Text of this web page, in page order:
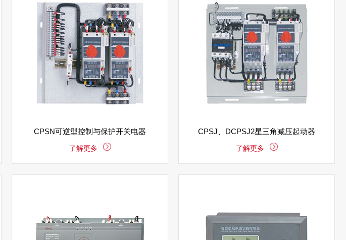
CPSN可逆型控制与保护开关电器
了解更多
CPSJ、DCPSJ2星三角减压起动器
了解更多